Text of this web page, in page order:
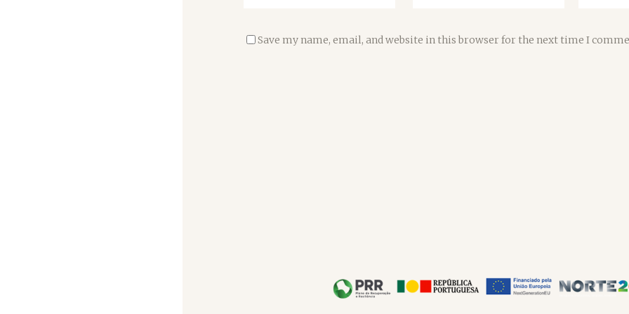
Save my name, email, and website in this browser for the next time I